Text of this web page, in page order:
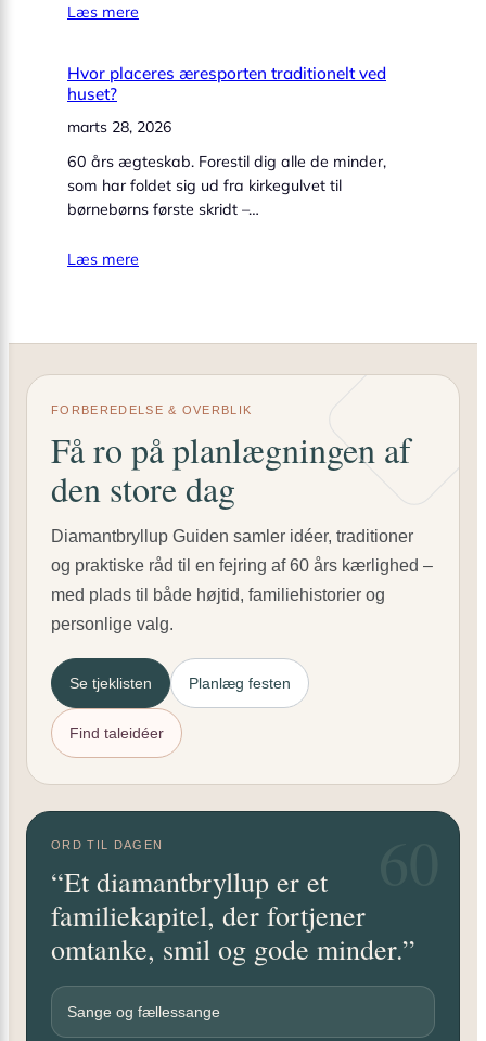
Læs mere
Hvor placeres æresporten traditionelt ved
huset?
marts 28, 2026
60 års ægteskab. Forestil dig alle de minder,
som har foldet sig ud fra kirkegulvet til
børnebørns første skridt –…
Læs mere
FORBEREDELSE & OVERBLIK
Få ro på planlægningen af
den store dag
Diamantbryllup Guiden samler idéer, traditioner
og praktiske råd til en fejring af 60 års kærlighed –
med plads til både højtid, familiehistorier og
personlige valg.
Se tjeklisten Planlæg festen
Find taleidéer
ORD TIL DAGEN
“Et diamantbryllup er et
familiekapitel, der fortjener
omtanke, smil og gode minder.”
Sange og fællessange